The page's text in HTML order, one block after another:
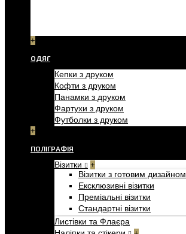
+
ОДЯГ
Кепки з друком
Кофти з друком
Панамки з друком
Фартухи з друком
Футболки з друком
+
ПОЛІГРАФІЯ
Візитки +
Візитки з готовим дизайном
Ексклюзивні візитки
Преміальні візитки
Стандартні візитки
Листівки та Флаєра